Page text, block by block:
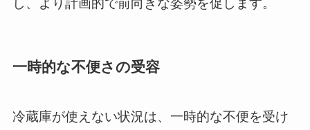
一時的な不便さの受容
冷蔵庫が使えない状況は、一時的な不便を受け